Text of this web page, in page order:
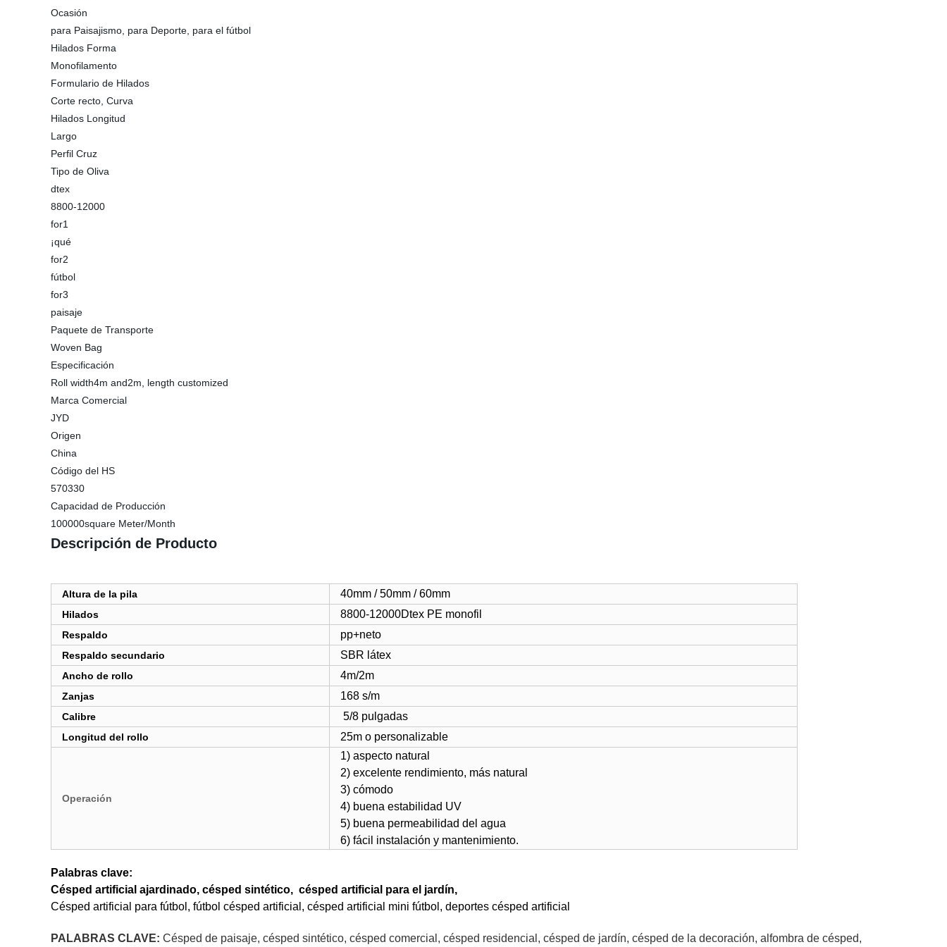
Ocasión
para Paisajismo, para Deporte, para el fútbol
Hilados Forma
Monofilamento
Formulario de Hilados
Corte recto, Curva
Hilados Longitud
Largo
Perfil Cruz
Tipo de Oliva
dtex
8800-12000
for1
¡qué
for2
fútbol
for3
paisaje
Paquete de Transporte
Woven Bag
Especificación
Roll width4m and2m, length customized
Marca Comercial
JYD
Origen
China
Código del HS
570330
Capacidad de Producción
100000square Meter/Month
Descripción de Producto
Altura de la pila 40mm / 50mm / 60mm
Hilados 8800-12000Dtex PE monofil
Respaldo pp+neto
Respaldo secundario SBR látex
Ancho de rollo 4m/2m
Zanjas 168 s/m
Calibre 5/8 pulgadas
Longitud del rollo 25m o personalizable
Operación
1) aspecto natural
2) excelente rendimiento, más natural
3) cómodo
4) buena estabilidad UV
5) buena permeabilidad del agua
6) fácil instalación y mantenimiento.
Palabras clave:
Césped artificial ajardinado, césped sintético, césped artificial para el jardín,
Césped artificial para fútbol, fútbol césped artificial, césped artificial mini fútbol, deportes césped artificial
PALABRAS CLAVE: Césped de paisaje, césped sintético, césped comercial, césped residencial, césped de jardín, césped de la decoración, alfombra de césped,